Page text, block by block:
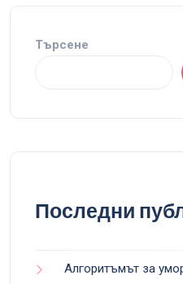
Търсене
Последни
Алгоритъмът за